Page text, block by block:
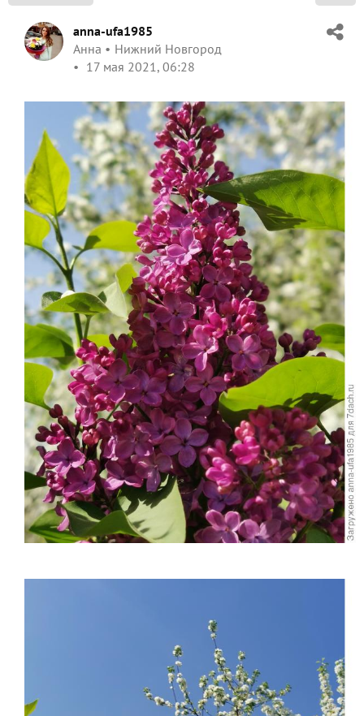
anna-ufa1985
Анна
Нижний Новгород
17 мая 2021, 06:28